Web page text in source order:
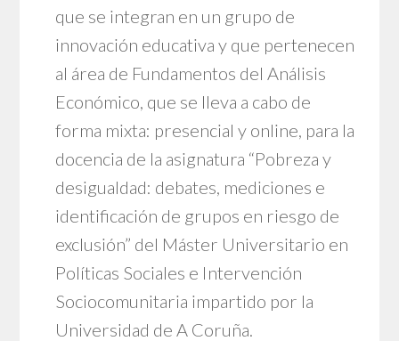
que se integran en un grupo de
innovación educativa y que pertenecen
al área de Fundamentos del Análisis
Económico, que se lleva a cabo de
forma mixta: presencial y online, para la
docencia de la asignatura “Pobreza y
desigualdad: debates, mediciones e
identificación de grupos en riesgo de
exclusión” del Máster Universitario en
Políticas Sociales e Intervención
Sociocomunitaria impartido por la
Universidad de A Coruña.